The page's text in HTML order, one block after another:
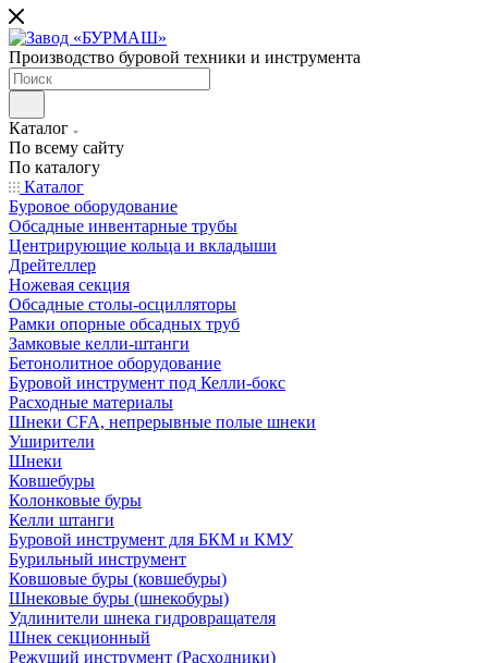
Производство буровой техники и инструмента
Каталог
По всему сайту
По каталогу
Каталог
Буровое оборудование
Обсадные инвентарные трубы
Центрирующие кольца и вкладыши
Дрейтеллер
Ножевая секция
Обсадные столы-осцилляторы
Рамки опорные обсадных труб
Замковые келли-штанги
Бетонолитное оборудование
Буровой инструмент под Келли-бокс
Расходные материалы
Шнеки CFA, непрерывные полые шнеки
Уширители
Шнеки
Ковшебуры
Колонковые буры
Келли штанги
Буровой инструмент для БКМ и КМУ
Бурильный инструмент
Ковшовые буры (ковшебуры)
Шнековые буры (шнекобуры)
Удлинители шнека гидровращателя
Шнек секционный
Режущий инструмент (Расходники)